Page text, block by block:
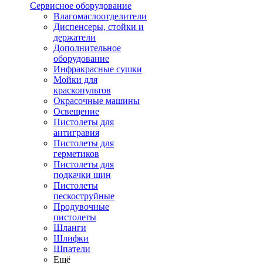
Сервисное оборудование
Влагомаслоотделители
Диспенсеры, стойки и
держатели
Дополнительное
оборудование
Инфракрасные сушки
Мойки для
краскопультов
Окрасочные машины
Освещение
Пистолеты для
антигравия
Пистолеты для
герметиков
Пистолеты для
подкачки шин
Пистолеты
пескоструйные
Продувочные
пистолеты
Шланги
Шлифки
Шпатели
Ещё